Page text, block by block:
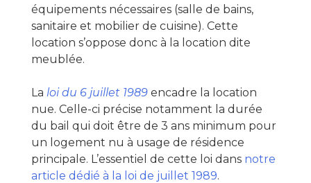
équipements nécessaires (salle de bains,
sanitaire et mobilier de cuisine). Cette
location s’oppose donc à la location dite
meublée.
La loi du 6 juillet 1989 encadre la location
nue. Celle-ci précise notamment la durée
du bail qui doit être de 3 ans minimum pour
un logement nu à usage de résidence
principale. L’essentiel de cette loi dans notre
article dédié à la loi de juillet 1989.